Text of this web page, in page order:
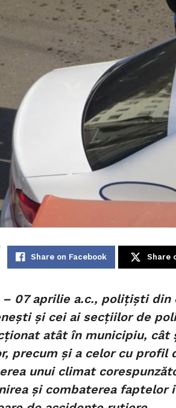
Share on Facebook Share
– 07 aprilie a.c., poliţişti
şi cei ai secţiilor de
atât în municipiu,
precum şi a celor cu profil
unui climat
şi combaterea faptelor